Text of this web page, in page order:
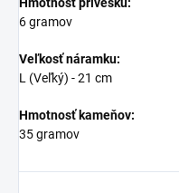
6 gramov
Veľkosť náramku:
L (Veľký) - 21 cm
Hmotnosť kameňov:
35 gramov